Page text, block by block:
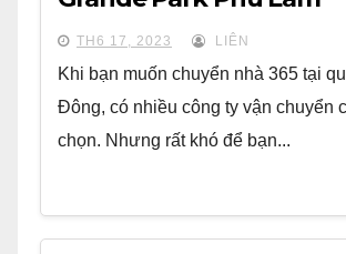
TH6 17, 2023 LIÊN
Khi bạn muốn chuyển nhà 365 tại
Đông, có nhiều công ty vận chuyển
chọn. Nhưng rất khó để bạn...